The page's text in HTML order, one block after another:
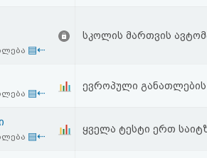
▤⇠
სკოლის მართვის
▤⇠
ევროპული განათლების
▤⇠
ყველა ტესტი ერთ